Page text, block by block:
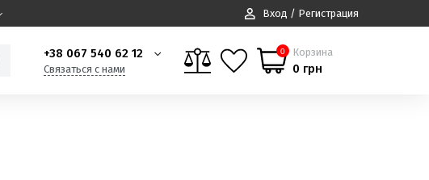
Вход / Регистрация
+38 067 540 62 12
Связаться с нами
0 Корзина
0 грн